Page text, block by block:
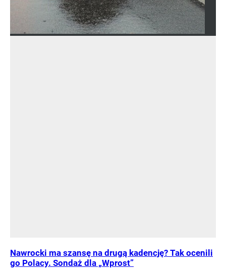
Nawrocki ma szansę na drugą kadencję? Tak ocenili
go Polacy. Sondaż dla „Wprost”